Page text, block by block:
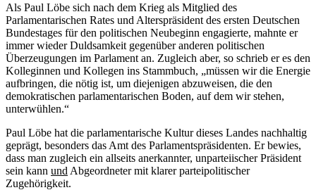
Als Paul Löbe sich nach dem Krieg als Mitglied des
Parlamentarischen Rates und Alterspräsident des ersten Deutschen
Bundestages für den politischen Neubeginn engagierte, mahnte er
immer wieder Duldsamkeit gegenüber anderen politischen
Überzeugungen im Parlament an. Zugleich aber, so schrieb er es den
Kolleginnen und Kollegen ins Stammbuch, „müssen wir die Energie
aufbringen, die nötig ist, um diejenigen abzuweisen, die den
demokratischen parlamentarischen Boden, auf dem wir stehen,
unterwühlen.“
Paul Löbe hat die parlamentarische Kultur dieses Landes nachhaltig
geprägt, besonders das Amt des Parlamentspräsidenten. Er bewies,
dass man zugleich ein allseits anerkannter, unparteiischer Präsident
sein kann und Abgeordneter mit klarer parteipolitischer
Zugehörigkeit.